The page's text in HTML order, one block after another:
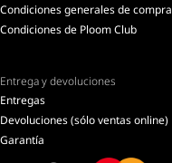
Condiciones generales de compra
Condiciones de Ploom Club
Entrega y devoluciones
Entregas
Devoluciones (sólo ventas online)
Garantía